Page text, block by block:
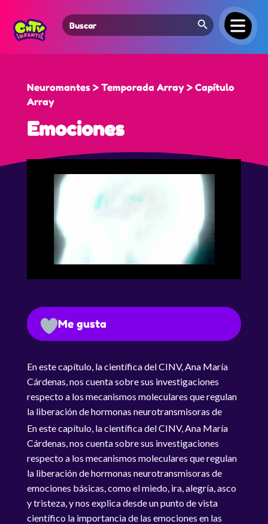
Search
for:
Search Button
Neuromantes > Temporada Array > Capítulo
Array
Emociones
Me gusta
En este capítulo, la científica del CINV, Ana María
Cárdenas, nos cuenta sobre sus investigaciones
respecto a los mecanismos moleculares que regulan
la liberación de hormonas neurotransmisoras de
emociones básicas, como el miedo, ira, alegría, asco
y tristeza, y nos explica desde un punto de vista
científico la importancia de las emociones en las
personas.
En este capítulo, la científica del CINV, Ana María
Cárdenas, nos cuenta sobre sus investigaciones
respecto a los mecanismos moleculares que regulan
la liberación de hormonas neurotransmisoras de
emociones básicas, como el miedo, ira, alegría, asco
y tristeza, y nos explica desde un punto de vista
científico la importancia de las emociones en las